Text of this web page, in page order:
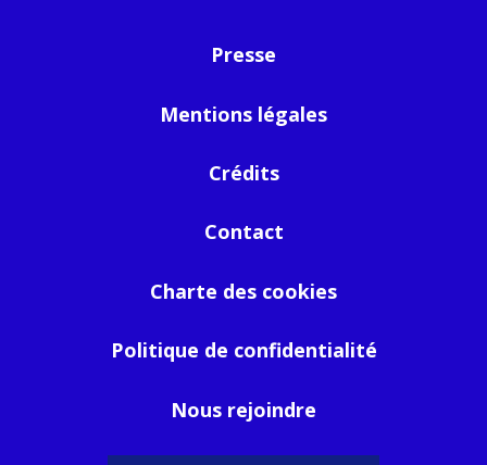
Presse
Mentions légales
Crédits
Contact
Charte des cookies
Politique de confidentialité
Nous rejoindre